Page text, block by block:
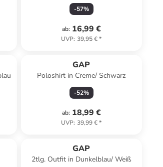
-57%
ab: 16,99 €
UVP: 39,95 €*
GAP
Poloshirt in Creme/ Schwarz
-52%
ab: 18,99 €
UVP: 39,99 €*
GAP
2tlg. Outfit in Dunkelblau/ Weiß